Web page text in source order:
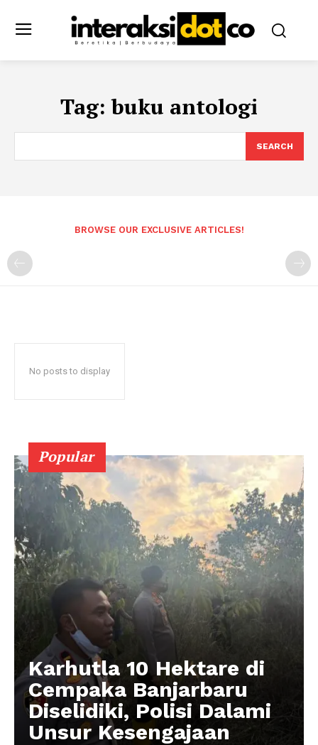
Tag:buku antologi
SEARCH
BROWSE OUR EXCLUSIVE ARTICLES!
No posts to display
Popular
Karhutla 10 Hektare di
Cempaka Banjarbaru
Diselidiki, Polisi Dalami
Unsur Kesengajaan